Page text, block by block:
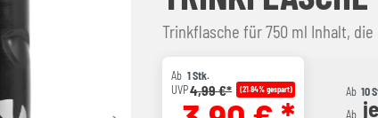
Trinkflasche für 750 ml Inhalt,
Ab 1 Stk.
UVP4,99 €* (21.84% gespart) Ab 10
Ab